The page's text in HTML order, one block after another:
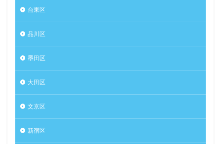
台東区
品川区
墨田区
大田区
文京区
新宿区